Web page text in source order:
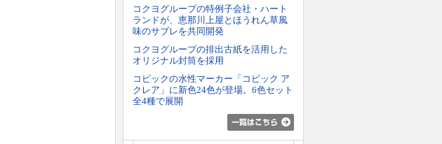
コクヨグループの特例子会社・ハート
ランドが、恵那川上屋とほうれん草風
味のサブレを共同開発
コクヨグループの排出古紙を活用した
オリジナル封筒を採用
コピックの水性マーカー「コピック ア
クレア」に新色24色が登場。6色セット
全4種で展開